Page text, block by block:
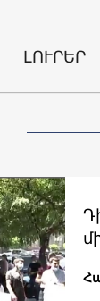
ԼՈՒՐԵՐ